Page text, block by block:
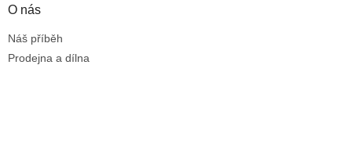
O nás
Náš příběh
Prodejna a dílna